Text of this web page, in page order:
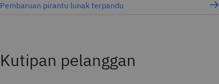
Pembaruan pirantu lunak terpandu
Kutipan pelanggan